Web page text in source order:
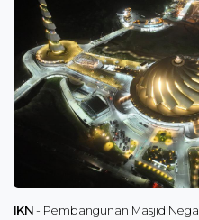
IKN - Pembangunan Masjid